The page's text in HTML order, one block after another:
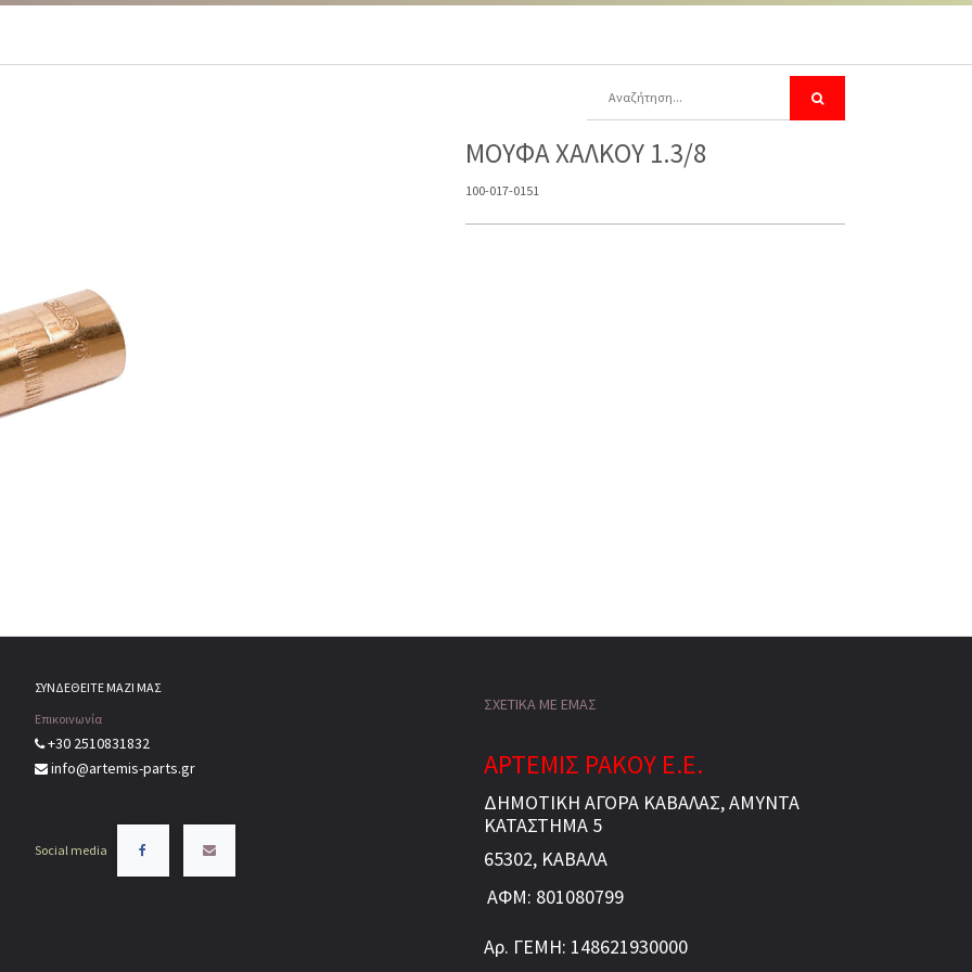
ΜΟΥΦΑ ΧΑΛΚΟΥ 1.3/8
100-017-0151
ΣΥΝΔΕΘΕΙΤΕ ΜΑΖΙ ΜΑΣ
Επικοινωνία
+30 2510831832
info@artemis-parts.gr
Social media
ΣΧΕΤΙΚΑ ΜΕ ΕΜΑΣ
ΑΡΤΕΜΙΣ ΡΑΚΟΥ Ε.Ε.
ΔΗΜΟΤΙΚΗ ΑΓΟΡΑ ΚΑΒΑΛΑΣ, ΑΜΥΝΤΑ
ΚΑΤΑΣΤΗΜΑ 5
65302, ΚΑΒΑΛΑ
ΑΦΜ: 801080799
Αρ. ΓΕΜΗ: 148621930000